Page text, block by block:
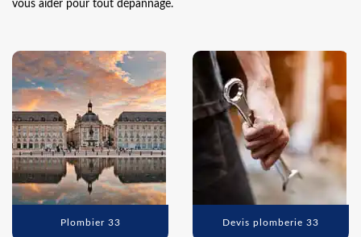
vous aider pour tout dépannage.
Plombier 33 Devis plomberie 33